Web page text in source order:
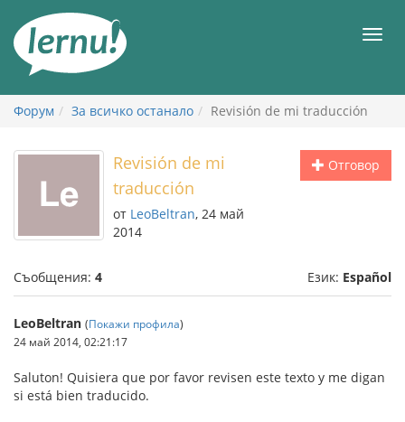
съдържанието
Форум За всичко останало Revisión de mi traducción
Отговор
Revisión de mi
traducción
от LeoBeltran, 24 май
2014
Съобщения: 4 Език: Español
LeoBeltran (Покажи профила)
24 май 2014, 02:21:17
Saluton! Quisiera que por favor revisen este texto y me digan
si está bien traducido.